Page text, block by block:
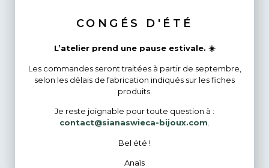
Collier avec pendentif de feuille de sauge, en argent
CONGÉS D'ÉTÉ
L’atelier prend une pause estivale. ☀️
Les commandes seront traitées à partir de septembre,
selon les délais de fabrication indiqués sur les fiches
produits.
Je reste joignable pour toute question à :
contact@sianaswieca-bijoux.com
Bel été !
Anaïs